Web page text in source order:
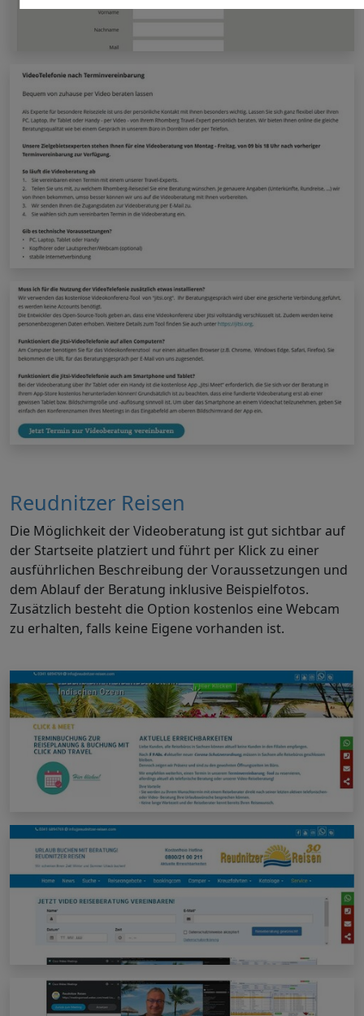
Reudnitzer Reisen
Die Möglichkeit der Videoberatung ist gut sichtbar auf
der Startseite platziert und führt per Klick zu einer
ausführlichen Beschreibung der Voraussetzungen und
dem Ablauf der Beratung inklusive Beispielfotos.
Zusätzlich besteht die Option kostenlos eine Webcam
zu erhalten, falls keine Eigene vorhanden ist.